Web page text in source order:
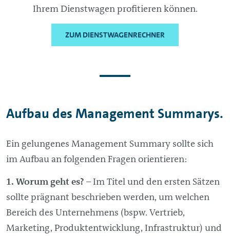
Ihrem Dienstwagen profitieren können.
ZUM DIENSTWAGENRECHNER
Aufbau des Management Summarys.
Ein gelungenes Management Summary sollte sich
im Aufbau an folgenden Fragen orientieren:
Worum geht es? – Im Titel und den ersten Sätzen
sollte prägnant beschrieben werden, um welchen
Bereich des Unternehmens (bspw. Vertrieb,
Marketing, Produktentwicklung, Infrastruktur) und